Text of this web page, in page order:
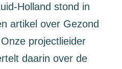
Holland stond in
artikel over Gezond
projectlieider
daarin over de